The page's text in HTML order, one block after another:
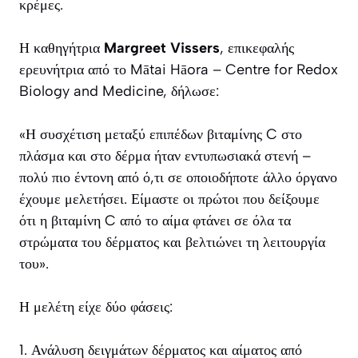
κρέμες.
Η καθηγήτρια Margreet Vissers, επικεφαλής
ερευνήτρια από το Mātai Hāora – Centre for Redox
Biology and Medicine, δήλωσε:
«Η συσχέτιση μεταξύ επιπέδων βιταμίνης C στο
πλάσμα και στο δέρμα ήταν εντυπωσιακά στενή –
πολύ πιο έντονη από ό,τι σε οποιοδήποτε άλλο όργανο
έχουμε μελετήσει. Είμαστε οι πρώτοι που δείξουμε
ότι η βιταμίνη C από το αίμα φτάνει σε όλα τα
στρώματα του δέρματος και βελτιώνει τη λειτουργία
του».
Η μελέτη είχε δύο φάσεις:
1. Ανάλυση δειγμάτων δέρματος και αίματος από